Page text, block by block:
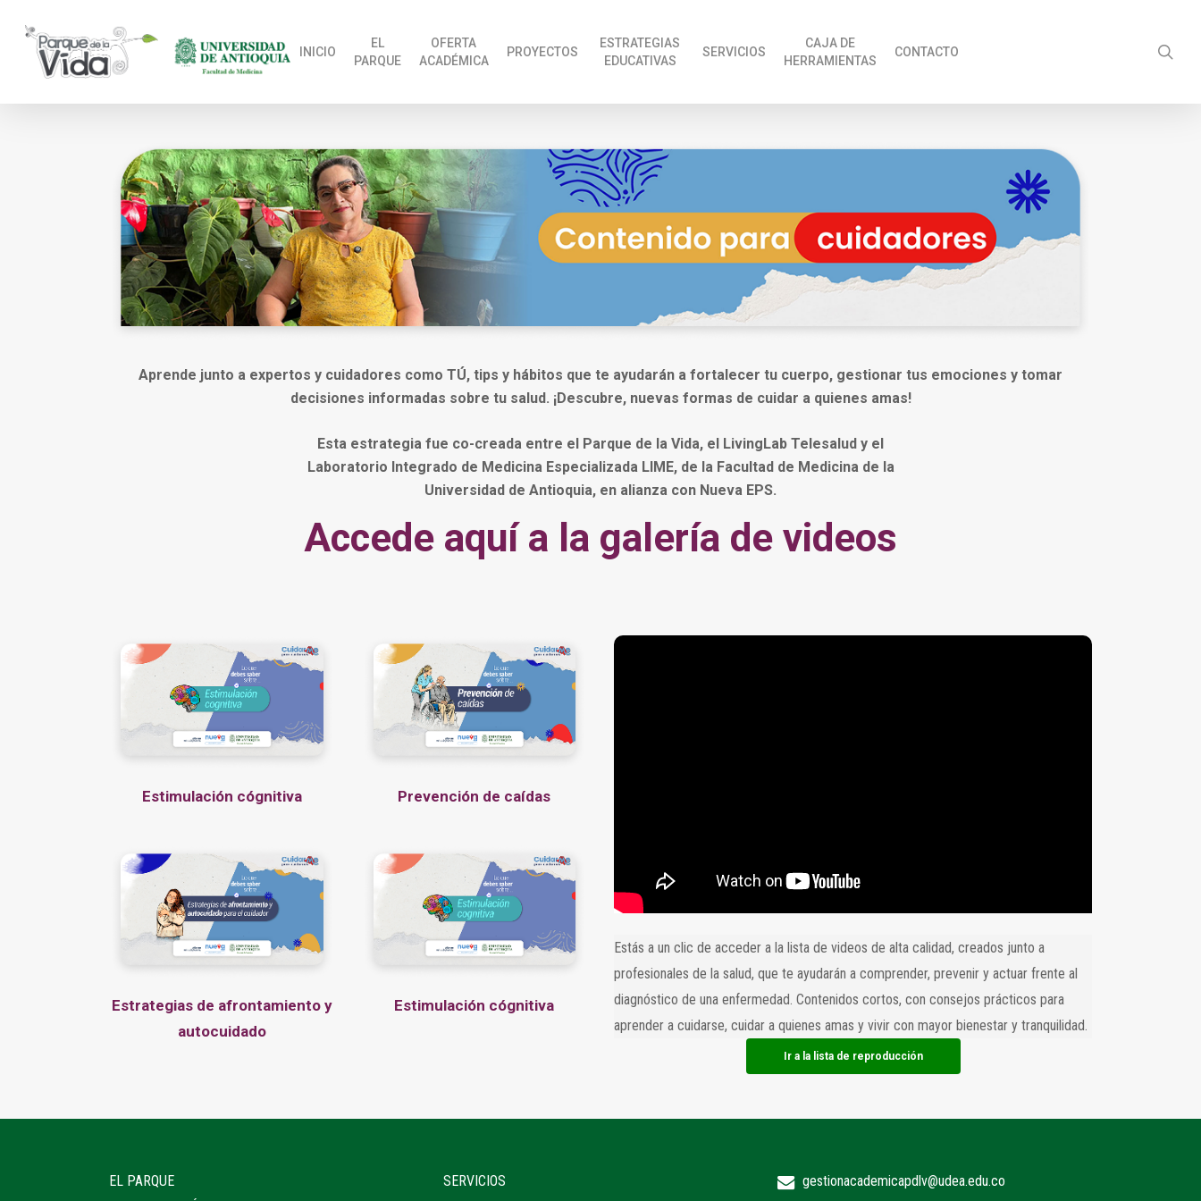
INICIO
EL
PARQUE
OFERTA
ACADÉMICA
PROYECTOS
ESTRATEGIAS
EDUCATIVAS
SERVICIOS
CAJA DE
HERRAMIENTAS
CONTACTO
Aprende junto a expertos y cuidadores como TÚ, tips y hábitos que te ayudarán a fortalecer tu cuerpo, gestionar tus emociones y tomar
decisiones informadas sobre tu salud. ¡Descubre, nuevas formas de cuidar a quienes amas!
Esta estrategia fue co-creada entre el Parque de la Vida, el LivingLab Telesalud y el
Laboratorio Integrado de Medicina Especializada LIME, de la Facultad de Medicina de la
Universidad de Antioquia, en alianza con Nueva EPS.
Accede aquí a la galería de videos
Estimulación cógnitiva Prevención de caídas
Estrategias de afrontamiento y
autocuidado
Estimulación cógnitiva
Estás a un clic de acceder a la lista de videos de alta calidad, creados junto a
profesionales de la salud, que te ayudarán a comprender, prevenir y actuar frente al
diagnóstico de una enfermedad. Contenidos cortos, con consejos prácticos para
aprender a cuidarse, cuidar a quienes amas y vivir con mayor bienestar y tranquilidad.
Ir a la lista de reproducción
EL PARQUE
SERVICIOS
gestionacademicapdlv@udea.edu.co